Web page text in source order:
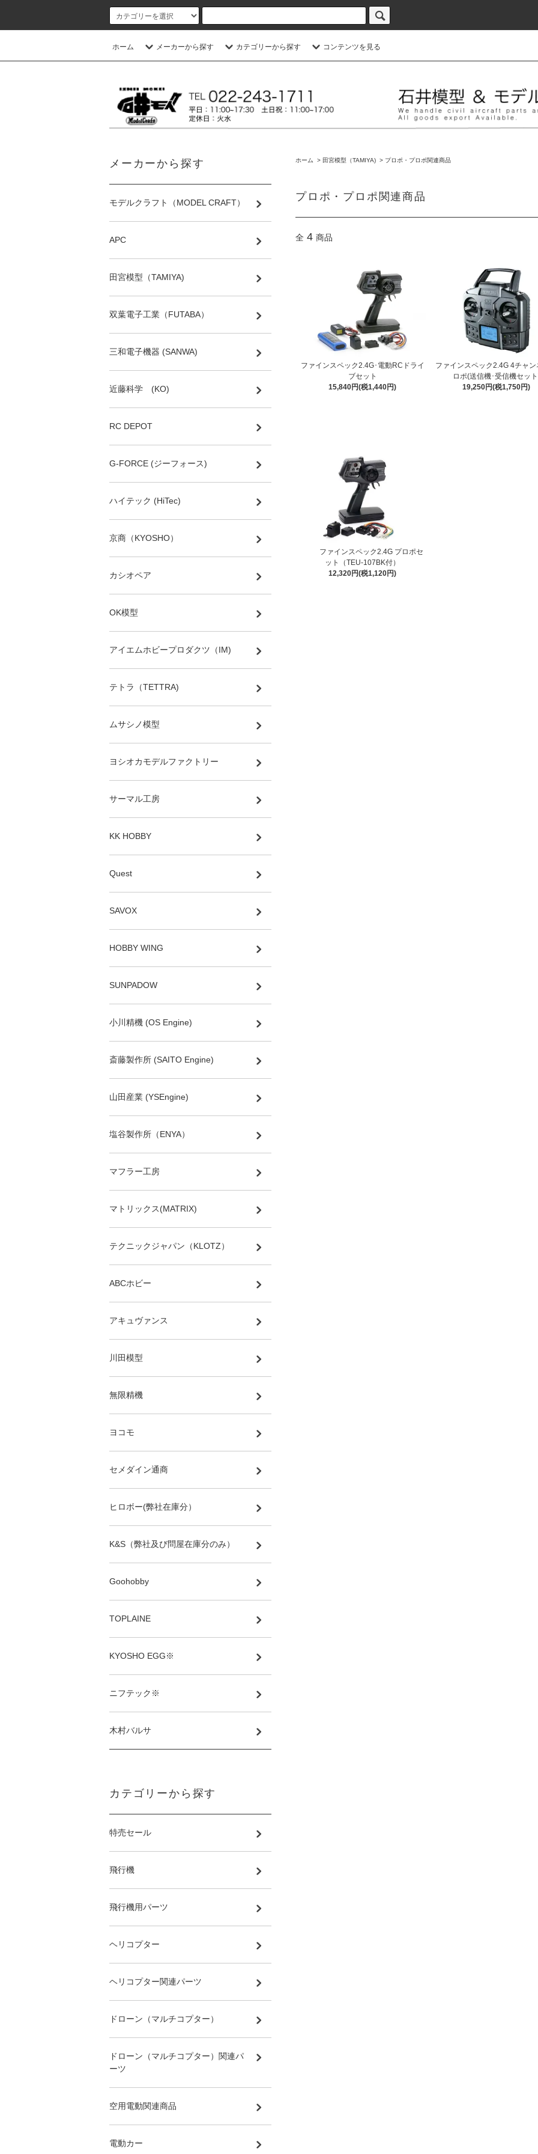
ホーム メーカーから探す カテゴリーから探す コンテンツを見る
ホーム > 田宮模型（TAMIYA) > プロポ・プロポ関連商品
プロポ・プロポ関連商品
全 4 商品
ファインスペック2.4G･電動RCドライ
ブセット
15,840円(税1,440円)
ファインスペック2.4G 4チャン
ロポ(送信機･受信機セッ
19,250円(税1,750円)
ファインスペック2.4G プロポセ
ット（TEU-107BK付）
12,320円(税1,120円)
メーカーから探す
モデルクラフト（MODEL CRAFT）
APC
田宮模型（TAMIYA)
双葉電子工業（FUTABA）
三和電子機器 (SANWA)
近藤科学 (KO)
RC DEPOT
G-FORCE (ジーフォース)
ハイテック (HiTec)
京商（KYOSHO）
カシオペア
OK模型
アイエムホビープロダクツ（IM)
テトラ（TETTRA)
ムサシノ模型
ヨシオカモデルファクトリー
サーマル工房
KK HOBBY
Quest
SAVOX
HOBBY WING
SUNPADOW
小川精機 (OS Engine)
斎藤製作所 (SAITO Engine)
山田産業 (YSEngine)
塩谷製作所（ENYA）
マフラー工房
マトリックス(MATRIX)
テクニックジャパン（KLOTZ）
ABCホビー
アキュヴァンス
川田模型
無限精機
ヨコモ
セメダイン通商
ヒロボー(弊社在庫分）
K&S（弊社及び問屋在庫分のみ）
Goohobby
TOPLAINE
KYOSHO EGG※
ニフテック※
木村バルサ
カテゴリーから探す
特売セール
飛行機
飛行機用パーツ
ヘリコプター
ヘリコプター関連パーツ
ドローン（マルチコプター）
ドローン（マルチコプター）関連パ
ーツ
空用電動関連商品
電動カー